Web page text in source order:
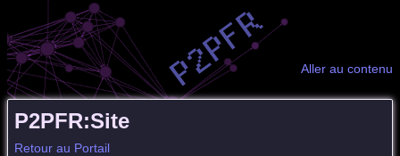
Aller au contenu
P2PFR:Site
Retour au Portail